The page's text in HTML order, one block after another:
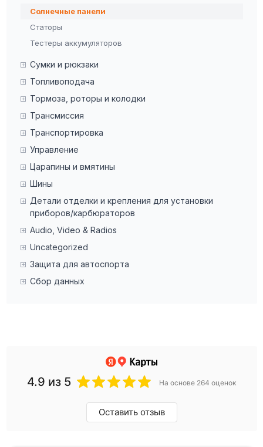
Солнечные панели
Статоры
Тестеры аккумуляторов
Сумки и рюкзаки
Топливоподача
Тормоза, роторы и колодки
Трансмиссия
Транспортировка
Управление
Царапины и вмятины
Шины
Детали отделки и крепления для установки
приборов/карбюраторов
Audio, Video & Radios
Uncategorized
Защита для автоспорта
Сбор данных
4.9 из 5 На основе 264 оценок
Оставить отзыв